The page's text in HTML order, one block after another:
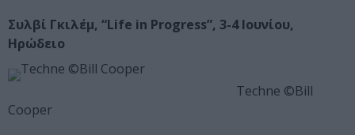
Συλβί Γκιλέμ, “Life in Progress”, 3-4 Ιουνίου,
Ηρώδειο
Techne ©Bill
Cooper